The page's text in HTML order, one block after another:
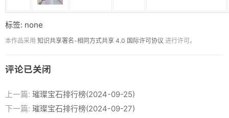
标签: none
本作品采用 知识共享署名-相同方式共享 4.0 国际许可协议 进行许可。
评论已关闭
上一篇: 璀璨宝石排行榜(2024-09-25)
下一篇: 璀璨宝石排行榜(2024-09-27)